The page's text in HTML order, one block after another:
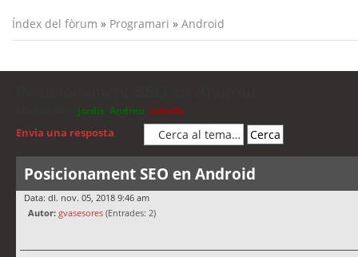
Índex del fòrum » Programari » Android
jordis Andreu cubells
Envia una resposta
Posicionament SEO en Android
Data: dl. nov. 05, 2018 9:46 am
Autor: gvasesores (Entrades: 2)